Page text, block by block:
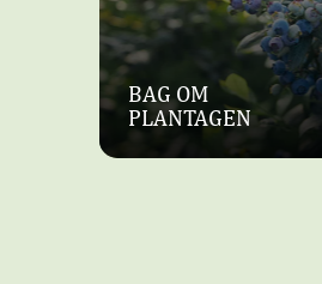
BAG OM
PLANTAGEN